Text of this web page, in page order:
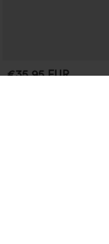
€35,95 EUR